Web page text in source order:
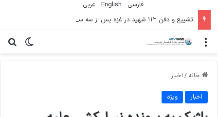
فارسی English
عربي
تشییع و دفن ۱۱۲ شهید در غزه پس از سه سال
تغییر منو
خانه / اخبار
اخبار ویژه